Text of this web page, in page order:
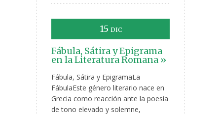
15 DIC
Fábula, Sátira y Epigrama
en la Literatura Romana »
Fábula, Sátira y EpigramaLa
FábulaEste género literario nace en
Grecia como reacción ante la poesía
de tono elevado y solemne,